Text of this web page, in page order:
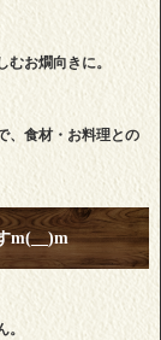
お燗向きに。
、食材・お料理との
m(__)m